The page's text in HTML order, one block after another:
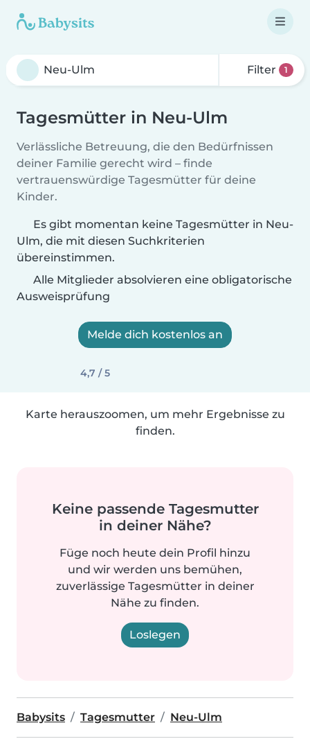
Filter 1
Tagesmütter in Neu-Ulm
Verlässliche Betreuung, die den Bedürfnissen
deiner Familie gerecht wird – finde
vertrauenswürdige Tagesmütter für deine
Kinder.
Es gibt momentan keine Tagesmütter in Neu-
Ulm, die mit diesen Suchkriterien
übereinstimmen.
Alle Mitglieder absolvieren eine obligatorische
Ausweisprüfung
Melde dich kostenlos an
4,7 / 5
Karte herauszoomen, um mehr Ergebnisse zu
finden.
Keine passende Tagesmutter
in deiner Nähe?
Füge noch heute dein Profil hinzu
und wir werden uns bemühen,
zuverlässige Tagesmütter in deiner
Nähe zu finden.
Loslegen
Babysits Tagesmutter Neu-Ulm